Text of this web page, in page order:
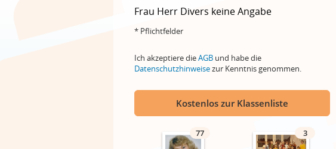
Frau Herr Divers keine Angabe
* Pflichtfelder
Ich akzeptiere dieAGB und habe die
Datenschutzhinweisezur Kenntnis genommen.
Kostenlos zur Klassenliste
77 3